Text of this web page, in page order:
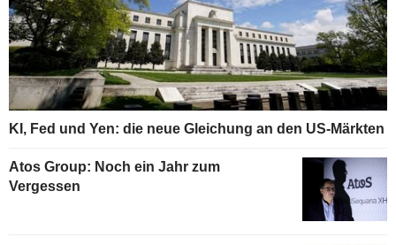
KI, Fed und Yen: die neue Gleichung an den US-Märkten
Atos Group: Noch ein Jahr zum
Vergessen